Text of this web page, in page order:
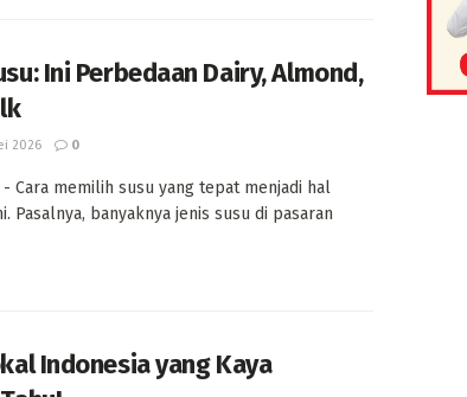
Ini Perbedaan Dairy, Almond,
2026 0
- Cara memilih susu yang tepat menjadi hal
Pasalnya, banyaknya jenis susu di pasaran
Indonesia yang Kaya